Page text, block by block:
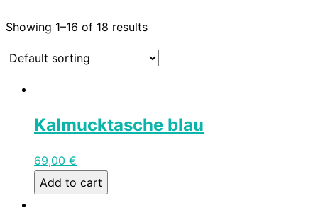
Showing 1–16 of 18 results
Kalmucktasche blau
69,00 €
Add to cart